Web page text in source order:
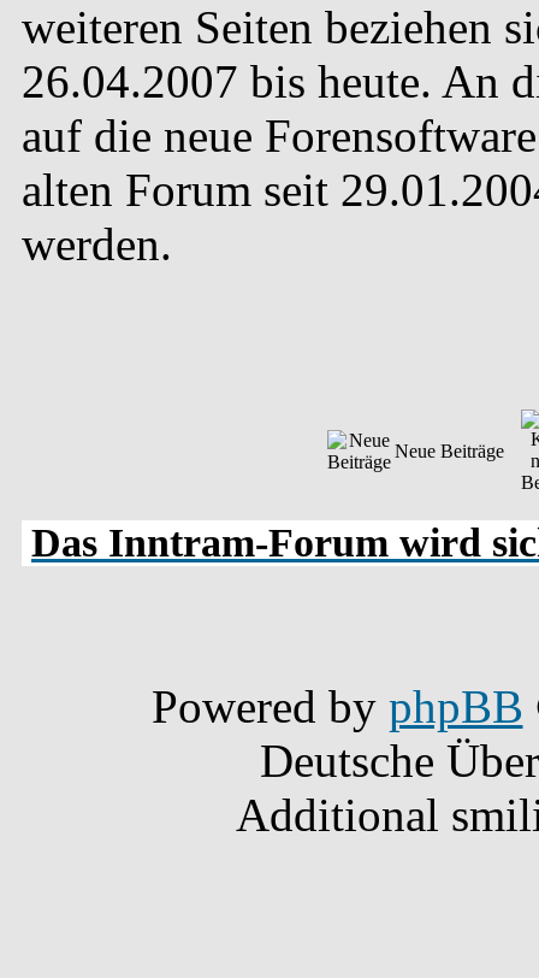
weiteren Seiten beziehen
26.04.2007 bis heute. An
auf die neue
alten Forum seit
werden.
Neue Beiträge
Das Inntram-Forum wird
Powered by phpBB
Deutsche
Additional